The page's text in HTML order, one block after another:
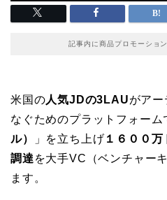
記事内に商品プロモーショ
米国の人気JDの3LAUがア
なぐためのプラットフォーム
ル）
」を立ち上げ １６００
調達 を大手VC（ベンチャー
ます。